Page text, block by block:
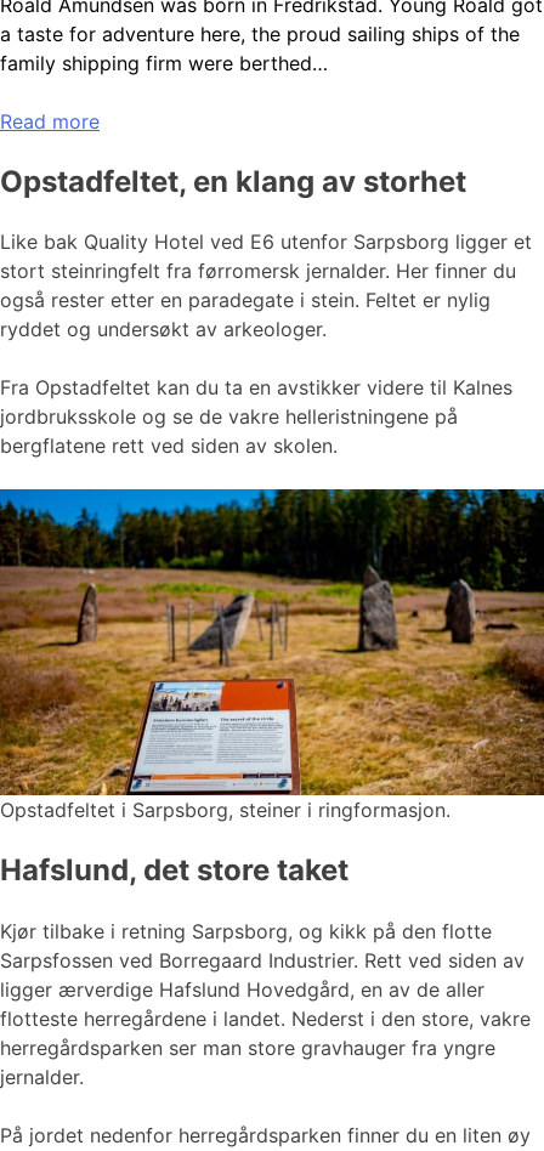
a taste for adventure here, the proud sailing ships of the
family shipping firm were berthed…
Read more
Opstadfeltet, en klang av storhet
Like bak Quality Hotel ved E6 utenfor Sarpsborg ligger et
stort steinringfelt fra førromersk jernalder. Her finner du
også rester etter en paradegate i stein. Feltet er nylig
ryddet og undersøkt av arkeologer.
Fra Opstadfeltet kan du ta en avstikker videre til Kalnes
jordbruksskole og se de vakre helleristningene på
bergflatene rett ved siden av skolen.
Opstadfeltet i Sarpsborg, steiner i ringformasjon.
Hafslund, det store taket
Kjør tilbake i retning Sarpsborg, og kikk på den flotte
Sarpsfossen ved Borregaard Industrier. Rett ved siden av
ligger ærverdige Hafslund Hovedgård, en av de aller
flotteste herregårdene i landet. Nederst i den store, vakre
herregårdsparken ser man store gravhauger fra yngre
jernalder.
På jordet nedenfor herregårdsparken finner du en liten øy